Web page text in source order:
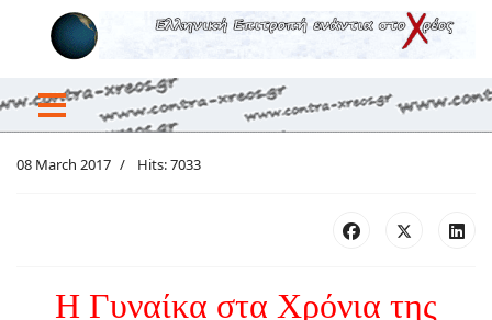
08 March 2017 Hits: 7033
Η Γυναίκα στα Χρόνια της